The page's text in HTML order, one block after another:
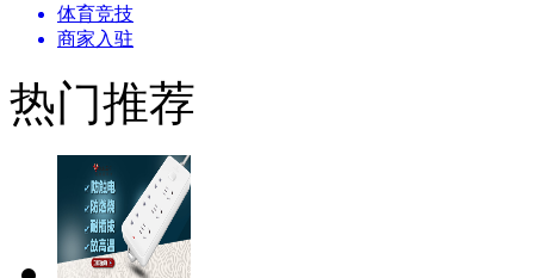
体育竞技
商家入驻
热门推荐